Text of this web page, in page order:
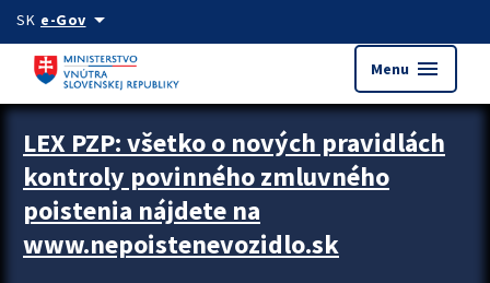
Preskocit na hlavný obsah
SK e-Govarrow_drop_down
Menu menu
Zastavit automatický posun upútavok
LEX PZP: všetko o nových pravidlách
kontroly povinného zmluvného
poistenia nájdete na
www.nepoistenevozidlo.sk